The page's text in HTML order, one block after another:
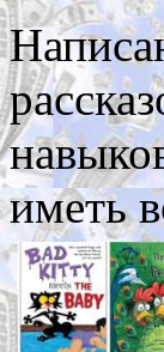
иметь